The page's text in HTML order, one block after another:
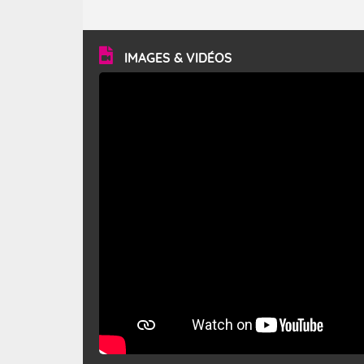
vitesse moyenne de 50 km/h et atteindre 80 à 100 km/h
en rafales, parfois davantage. Il parcourt la basse vallée
du Rhône et la Provence et envahit le littoral
méditerranéen à partir de la Camargue.
IMAGES & VIDÉOS